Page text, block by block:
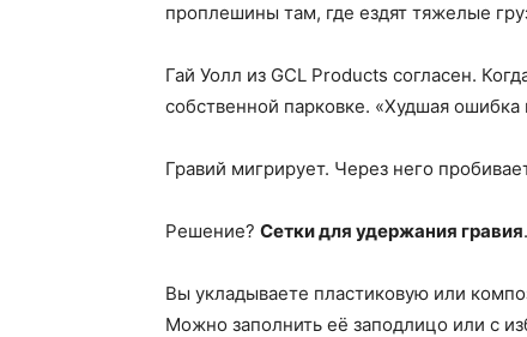
проплешины там, где ездят тяжелые
Гай Уолл из GCL Products согласен.
собственной парковке. «Худшая
Гравий мигрирует. Через него
Решение? Сетки для удержания гравия.
Вы укладываете пластиковую или
Можно заполнить её заподлицо или с